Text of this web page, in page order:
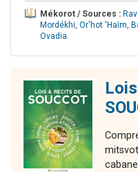
Mékorot / Sources :
Mordékhi, Or'hot 'Haïm,
Ovadia.